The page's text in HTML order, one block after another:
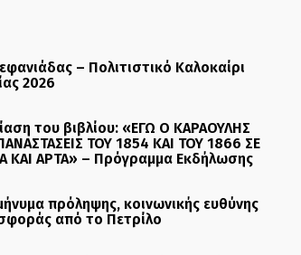
– Πολιτιστικό Καλοκαίρι
2026
του βιβλίου: «ΕΓΩ Ο ΚΑΡΑΟΥΛΗΣ
ΤΟΥ 1854 ΚΑΙ ΤΟΥ 1866 ΣΕ
ΚΑΙ ΑΡΤΑ» – Πρόγραμμα Εκδήλωσης
πρόληψης, κοινωνικής ευθύνης
από το Πετρίλο